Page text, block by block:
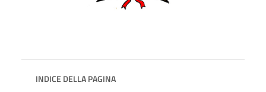
INDICE DELLA PAGINA